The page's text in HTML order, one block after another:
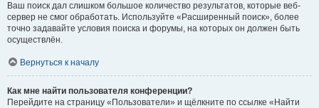
Ваш поиск дал слишком большое количество результатов, которые веб-
сервер не смог обработать. Используйте «Расширенный поиск», более
точно задавайте условия поиска и форумы, на которых он должен быть
осуществлён.
Вернуться к началу
Как мне найти пользователя конференции?
Перейдите на страницу «Пользователи» и щёлкните по ссылке «Найти